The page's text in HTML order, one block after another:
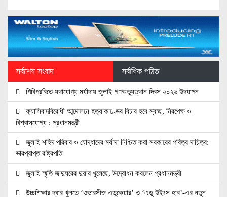
সর্বশেষ সংবাদ সর্বাধিক পঠিত
পিবিপ্রবিতে যথাযোগ্য মর্যাদায় জুলাই গণঅভ্যুত্থান দিবস ২০২৬ উদযাপন
ফ্যাসিবাদবিরোধী আন্দোলনে হত্যাকাণ্ডের বিচার হবে স্বচ্ছ, নিরপেক্ষ ও
বিশ্বাসযোগ্য : প্রধানমন্ত্রী
জুলাই শহিদ পরিবার ও যোদ্ধাদের মর্যাদা নিশ্চিত করা সরকারের পবিত্র দায়িত্ব:
ভারপ্রাপ্ত রাষ্ট্রপতি
জুলাই স্মৃতি জাদুঘরের দুয়ার খুলেছে, উদ্বোধন করলেন প্রধানমন্ত্রী
উচ্চশিক্ষার দ্বার খুলতে ‘ওভারসীজ এডুকেয়ার’ ও ‘এডু উইংস হাব’-এর নতুন